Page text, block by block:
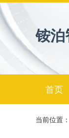
铵泊
首页
当前位置：